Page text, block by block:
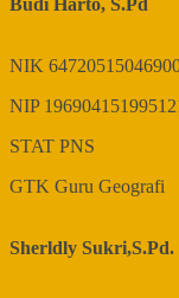
Budi Harto, S.Pd
NIK
NIP
STAT PNS
GTK Guru Geografi
Sherldly Sukri,S.Pd.